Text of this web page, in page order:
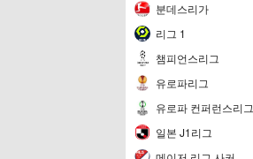
분데스리가
리그 1
챔피언스리그
유로파리그
유로파 컨퍼런스리그
일본 J1리그